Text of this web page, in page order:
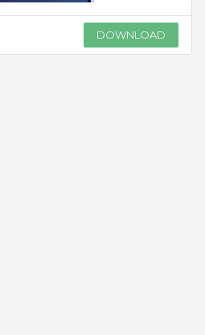
DOWNLOAD